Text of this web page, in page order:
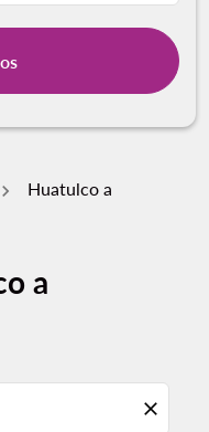
Huatulco a
a
close
ruta (origen y / o